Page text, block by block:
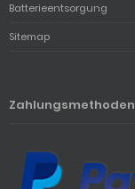
Batterieentsorgung
Sitemap
Zahlungsmethoden